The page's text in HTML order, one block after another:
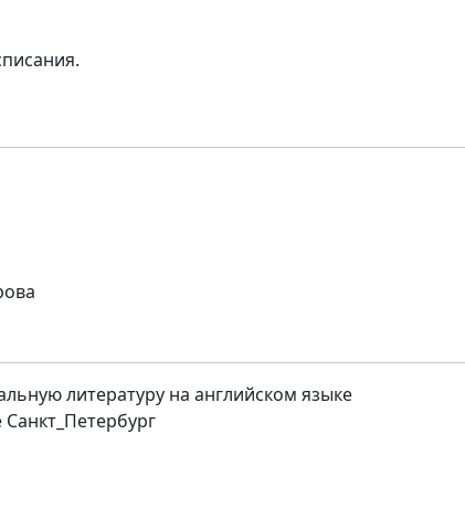
литературу на английском языке